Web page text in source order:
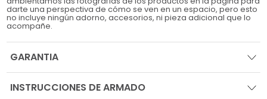
darte una perspectiva de cómo se ven en un espacio, pero esto
no incluye ningún adorno, accesorios, ni pieza adicional que lo
acompañe.
GARANTIA
INSTRUCCIONES DE ARMADO